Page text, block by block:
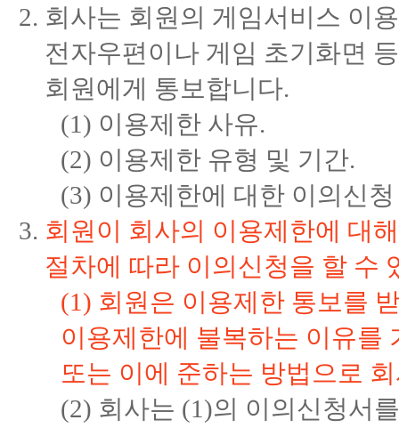
회사는 회원의 게임서비스 이
전자우편이나 게임 초기화면
회원에게 통보합니다.
(1) 이용제한 사유.
(2) 이용제한 유형 및 기간.
(3) 이용제한에 대한 이의신
회원이 회사의 이용제한에 대
절차에 따라 이의신청을 할 수
(1) 회원은 이용제한 통보를
이용제한에 불복하는 이유를
또는 이에 준하는 방법으로
(2) 회사는 (1)의 이의신청서